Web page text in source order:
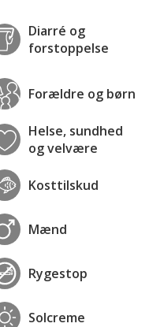
Diarré og
forstoppelse
Forældre og børn
Helse, sundhed
og velvære
Kosttilskud
Mænd
Rygestop
Solcreme